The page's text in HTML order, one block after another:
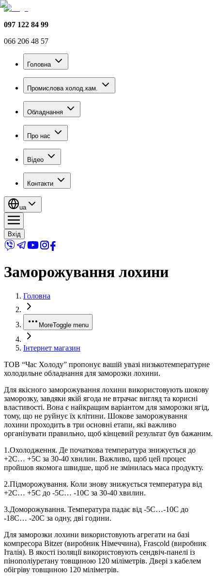
097 122 84 99
066 206 48 57
Головна
Промислова холод.кам.
Обладнання
Про нас
Відео
Контакти
ua
Вхід
Заморожування лохини
Головна
MoreToggle menu
Інтернет магазин
ТОВ “Час Холоду” пропонує вашій увазі низькотемпературне
холодильне обладнання для заморозки лохини.
Для якісного заморожування лохини використовують шокову
заморозку, завдяки якій ягода не втрачає вигляд та корисні
властивості. Вона є найкращим варіантом для заморозки ягід,
тому, що не руйнує їх клітини. Шокове заморожування
лохини проходить в три основні етапи, які важливо
організувати правильно, щоб кінцевий результат був бажаним.
1.Охолодження. Де початкова температура знижується до
+2C… +5C за 30-40 хвилин. Важливо, щоб цей процес
пройшов якомога швидше, щоб не змінилась маса продукту.
2.Підморожування. Коли знову знижується температура від
+2C… +5C до -5C… -10C за 30-40 хвилин.
3.Доморожування. Температура падає від -5C…-10C до
-18C… -20C за одну, дві години.
Для заморозки лохини використовують агрегати на базі
компресора Bitzer (виробник Німеччина), Frascold (виробник
Італія). В якості ізоляції використовують сендвіч-панелі із
пінополіуретану товщиною 120 міліметрів. Двері з кабелем
обігріву товщиною 120 міліметрів.